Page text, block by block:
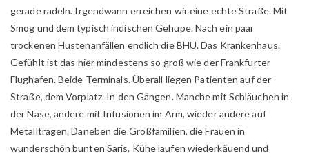
gerade radeln. Irgendwann erreichen wir eine echte Straße. Mit
Smog und dem typisch indischen Gehupe. Nach ein paar
trockenen Hustenanfällen endlich die BHU. Das Krankenhaus.
Gefühlt ist das hier mindestens so groß wie der Frankfurter
Flughafen. Beide Terminals. Überall liegen Patienten auf der
Straße, dem Vorplatz. In den Gängen. Manche mit Schläuchen in
der Nase, andere mit Infusionen im Arm, wieder andere auf
Metalltragen. Daneben die Großfamilien, die Frauen in
wunderschön bunten Saris. Kühe laufen wiederkäuend und